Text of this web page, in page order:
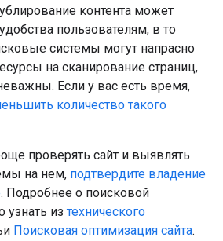
контента может
пользователям, в то
системы могут напрасно
на сканирование страниц,
Если у вас есть время,
количество такого
проверять сайт и выявлять
на нем, подтвердите владение
. Подробнее о поисковой
из технического
Поисковая оптимизация сайта.